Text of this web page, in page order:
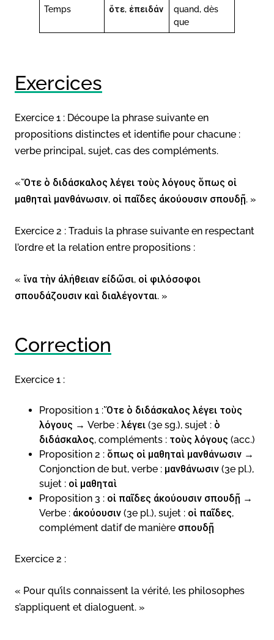
Temps ὅτε, ἐπειδάν
quand, dès
que
Exercices
Exercice 1 : Découpe la phrase suivante en
propositions distinctes et identifie pour chacune :
verbe principal, sujet, cas des compléments.
« Ὅτε ὁ διδάσκαλος λέγει τοὺς λόγους ὅπως οἱ
μαθηταὶ μανθάνωσιν, οἱ παῖδες ἀκούουσιν σπουδῇ. »
Exercice 2 : Traduis la phrase suivante en respectant
l’ordre et la relation entre propositions :
« ἵνα τὴν ἀλήθειαν εἰδῶσι, οἱ φιλόσοφοι
σπουδάζουσιν καὶ διαλέγονται. »
Correction
Exercice 1 :
Proposition 1 : Ὅτε ὁ διδάσκαλος λέγει τοὺς
λόγους → Verbe : λέγει (3e sg.), sujet : ὁ
διδάσκαλος, compléments : τοὺς λόγους (acc.)
Proposition 2 : ὅπως οἱ μαθηταὶ μανθάνωσιν →
Conjonction de but, verbe : μανθάνωσιν (3e pl.),
sujet : οἱ μαθηταὶ
Proposition 3 : οἱ παῖδες ἀκούουσιν σπουδῇ →
Verbe : ἀκούουσιν (3e pl.), sujet : οἱ παῖδες,
complément datif de manière σπουδῇ
Exercice 2 :
« Pour qu’ils connaissent la vérité, les philosophes
s’appliquent et dialoguent. »